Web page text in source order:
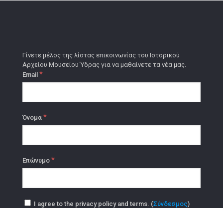
Γίνετε μέλος της λίστας επικοινωνίας του Ιστορικού
Αρχείου Μουσείου Ύδρας για να μαθαίνετε τα νέα μας.
Email *
Όνομα *
Επώνυμο *
I agree to the privacy policy and terms. (Σύνδεσμος)